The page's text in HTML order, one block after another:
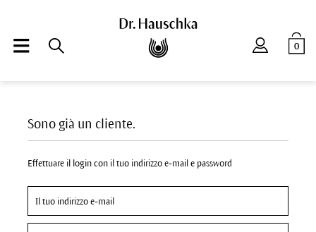
0
Sono già un cliente.
Effettuare il login con il tuo indirizzo e-mail e password